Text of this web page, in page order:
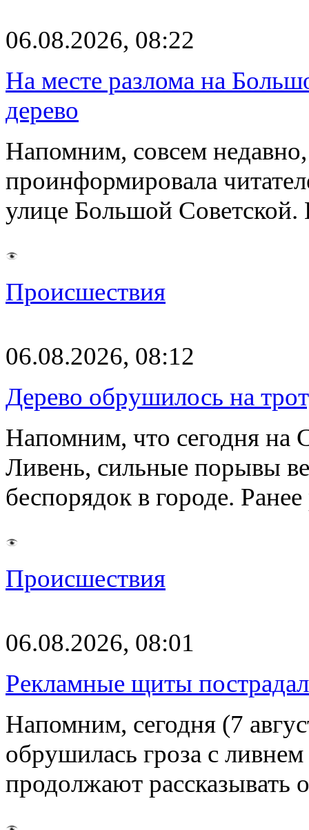
06.08.2026, 08:22
На месте разлома на
дерево
Напомним, совсем
проинформировала
улице Большой Советской.
Происшествия
06.08.2026, 08:12
Дерево обрушилось на
Напомним, что сегодня на
Ливень, сильные порывы
беспорядок в городе.
Происшествия
06.08.2026, 08:01
Рекламные щиты
Напомним, сегодня (7
обрушилась гроза с
продолжают рассказывать